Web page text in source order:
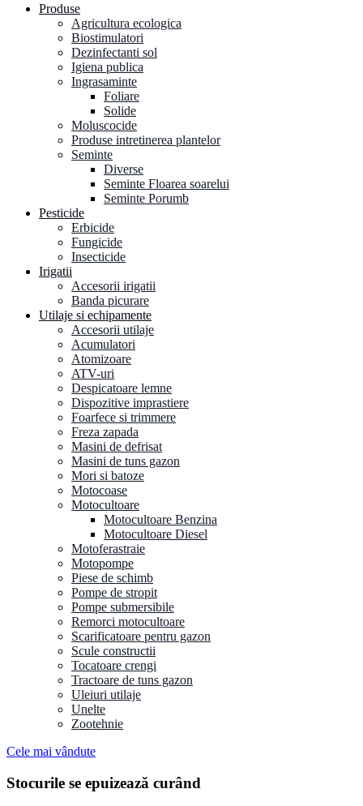
Produse
Agricultura ecologica
Biostimulatori
Dezinfectanti sol
Igiena publica
Ingrasaminte
Foliare
Solide
Moluscocide
Produse intretinerea plantelor
Seminte
Diverse
Seminte Floarea soarelui
Seminte Porumb
Pesticide
Erbicide
Fungicide
Insecticide
Irigatii
Accesorii irigatii
Banda picurare
Utilaje si echipamente
Accesorii utilaje
Acumulatori
Atomizoare
ATV-uri
Despicatoare lemne
Dispozitive imprastiere
Foarfece si trimmere
Freza zapada
Masini de defrisat
Masini de tuns gazon
Mori si batoze
Motocoase
Motocultoare
Motocultoare Benzina
Motocultoare Diesel
Motoferastraie
Motopompe
Piese de schimb
Pompe de stropit
Pompe submersibile
Remorci motocultoare
Scarificatoare pentru gazon
Scule constructii
Tocatoare crengi
Tractoare de tuns gazon
Uleiuri utilaje
Unelte
Zootehnie
Cele mai vândute
Stocurile se epuizează curând